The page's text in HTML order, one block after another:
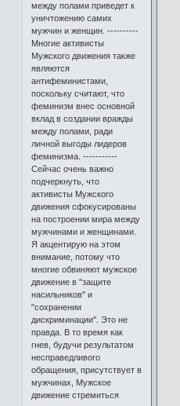
между полами приведет к
уничтожению самих
мужчин и женщин. ----------
Многие активисты
Мужского движения также
являются
антифеминистами,
поскольку считают, что
феминизм внес основной
вклад в создании вражды
между полами, ради
личной выгоды лидеров
феминизма. -----------
Сейчас очень важно
подчеркнуть, что
активисты Мужского
движения сфокусированы
на построении мира между
мужчинами и женщинами.
Я акцентирую на этом
внимание, потому что
многие обвиняют мужское
движение в "защите
насильников" и
"сохранении
дискриминации". Это не
правда. В то время как
гнев, будучи результатом
несправедливого
обращения, присутствует в
мужчинах, Мужское
движение стремиться